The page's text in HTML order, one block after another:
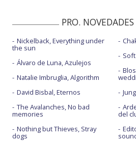
PRO.
Nickelback, Everything under
the sun
Álvaro de Luna, Azulejos
Natalie Imbruglia, Algorithm
David Bisbal, Eternos
The Avalanches, No bad
memories
Nothing but Thieves, Stray
dogs
del